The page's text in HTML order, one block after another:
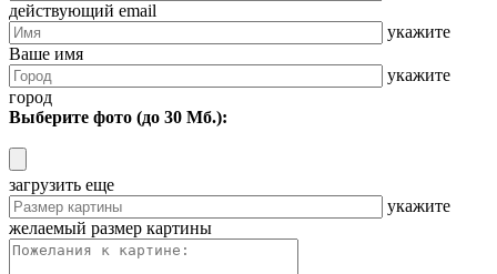
действующий email
укажите
Ваше имя
укажите
город
Выберите фото (до 30 Мб.):
загрузить еще
укажите
желаемый размер картины